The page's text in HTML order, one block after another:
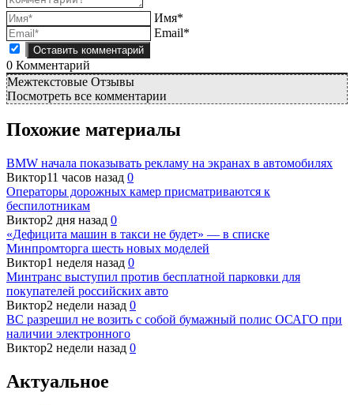
Имя*
Email*
0 Комментарий
Межтекстовые Отзывы
Посмотреть все комментарии
Похожие материалы
BMW начала показывать рекламу на экранах в автомобилях
Виктор11 часов назад 0
Операторы дорожных камер присматриваются к
беспилотникам
Виктор2 дня назад 0
«Дефицита машин в такси не будет» — в списке
Минпромторга шесть новых моделей
Виктор1 неделя назад 0
Минтранс выступил против бесплатной парковки для
покупателей российских авто
Виктор2 недели назад 0
ВС разрешил не возить с собой бумажный полис ОСАГО при
наличии электронного
Виктор2 недели назад 0
Актуальное